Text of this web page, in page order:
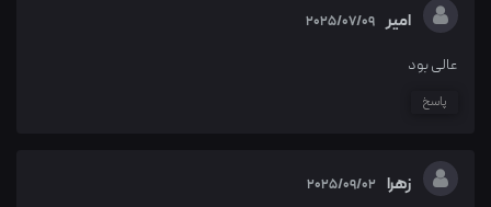
امیر 2025/07/09
عالی بود
پاسخ
زهرا 2025/09/02